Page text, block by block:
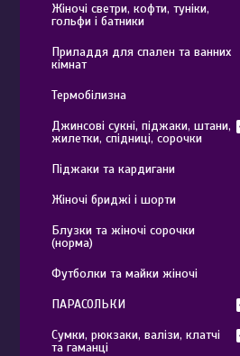
Жіночі светри, кофти, туніки,
гольфи і батники
Приладдя для спален та ванних
кімнат
Термобілизна
Джинсові сукні, піджаки, штани,
жилетки, спідниці, сорочки
Піджаки та кардигани
Жіночі бриджі і шорти
Блузки та жіночі сорочки
(норма)
Футболки та майки жіночі
ПАРАСОЛЬКИ
Сумки, рюкзаки, валізи, клатчі
та гаманці